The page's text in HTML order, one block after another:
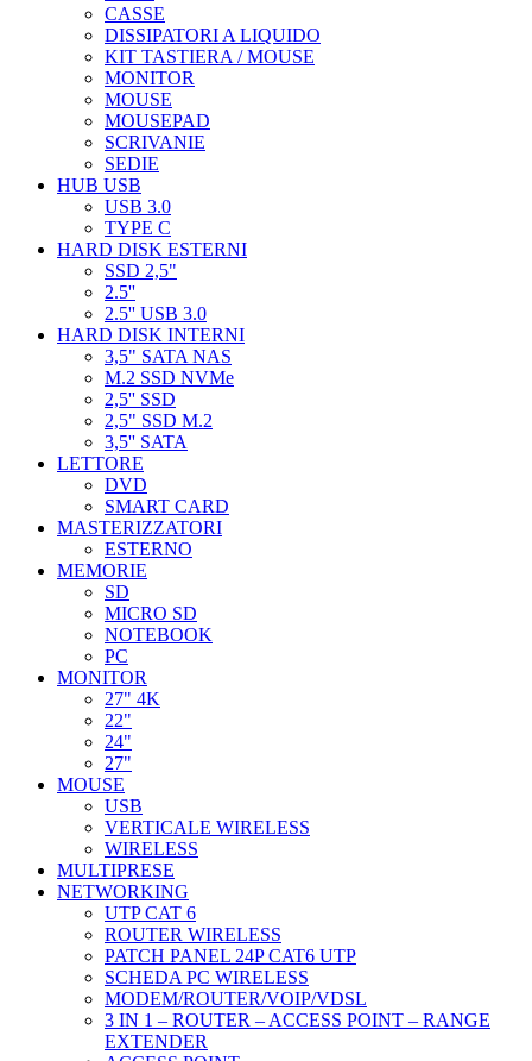
CASSE
DISSIPATORI A LIQUIDO
KIT TASTIERA / MOUSE
MONITOR
MOUSE
MOUSEPAD
SCRIVANIE
SEDIE
HUB USB
USB 3.0
TYPE C
HARD DISK ESTERNI
SSD 2,5"
2.5''
2.5'' USB 3.0
HARD DISK INTERNI
3,5" SATA NAS
M.2 SSD NVMe
2,5'' SSD
2,5" SSD M.2
3,5'' SATA
LETTORE
DVD
SMART CARD
MASTERIZZATORI
ESTERNO
MEMORIE
SD
MICRO SD
NOTEBOOK
PC
MONITOR
27" 4K
22"
24"
27"
MOUSE
USB
VERTICALE WIRELESS
WIRELESS
MULTIPRESE
NETWORKING
UTP CAT 6
ROUTER WIRELESS
PATCH PANEL 24P CAT6 UTP
SCHEDA PC WIRELESS
MODEM/ROUTER/VOIP/VDSL
3 IN 1 – ROUTER – ACCESS POINT – RANGE
EXTENDER